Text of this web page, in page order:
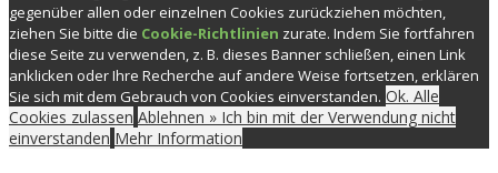
gegenüber allen oder einzelnen Cookies zurückziehen möchten,
ziehen Sie bitte die Cookie-Richtlinien zurate. Indem Sie fortfahren
diese Seite zu verwenden, z. B. dieses Banner schließen, einen Link
anklicken oder Ihre Recherche auf andere Weise fortsetzen, erklären
Sie sich mit dem Gebrauch von Cookies einverstanden. Ok. Alle
Cookies zulassen Ablehnen » Ich bin mit der Verwendung nicht
einverstanden Mehr Information